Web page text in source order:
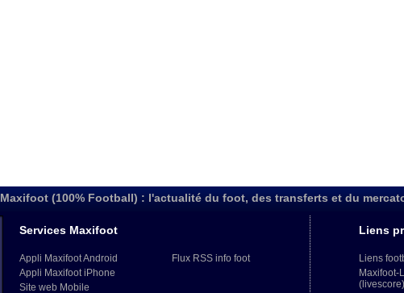
Maxifoot (100% Football) : l'actualité du foot, des transferts et du
Services Maxifoot
Appli Maxifoot Android
Appli Maxifoot iPhone
Site web Mobile
Flux RSS info foot
Liens
Liens
Maxifoot-
(livescore)